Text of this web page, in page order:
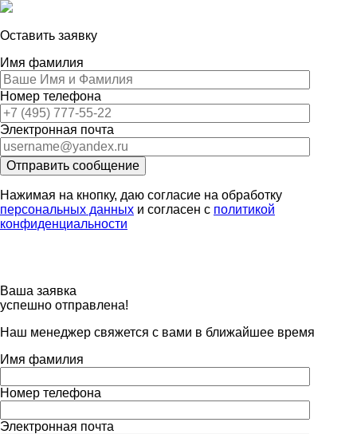
Оставить заявку
Имя фамилия
Номер телефона
Электронная почта
Отправить сообщение
Нажимая на кнопку, даю согласие на обработку
персональных данных и согласен с политикой
конфиденциальности
Ваша заявка
успешно отправлена!
Наш менеджер свяжется с вами в ближайшее время
Имя фамилия
Номер телефона
Электронная почта